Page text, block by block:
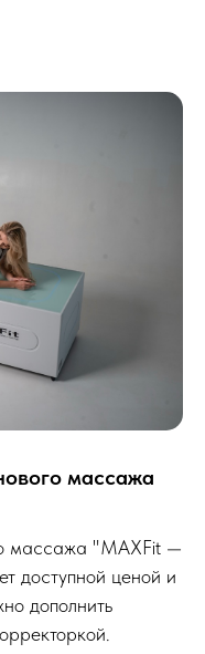
массажа
массажа "MAXFit —
доступной ценой и
дополнить